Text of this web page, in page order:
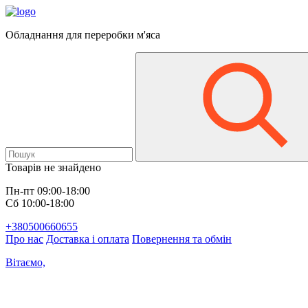
Обладнання для переробки м'яса
Товарів не знайдено
Пн-пт 09:00-18:00
Сб 10:00-18:00
+380500660655
Про нас Доставка і оплата Повернення та обмін
Вітаємо,